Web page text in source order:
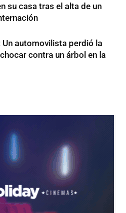
su casa tras el alta de un
Un automovilista perdió la
contra un árbol en la